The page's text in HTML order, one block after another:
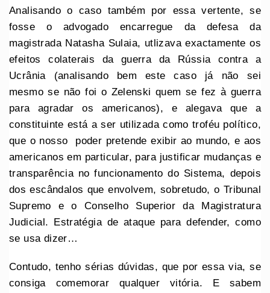
Analisando o caso também por essa vertente, se
fosse o advogado encarregue da defesa da
magistrada Natasha Sulaia, utlizava exactamente os
efeitos colaterais da guerra da Rússia contra a
Ucrânia (analisando bem este caso já não sei
mesmo se não foi o Zelenski quem se fez à guerra
para agradar os americanos), e alegava que a
constituinte está a ser utilizada como troféu político,
que o nosso poder pretende exibir ao mundo, e aos
americanos em particular, para justificar mudanças e
transparência no funcionamento do Sistema, depois
dos escândalos que envolvem, sobretudo, o Tribunal
Supremo e o Conselho Superior da Magistratura
Judicial. Estratégia de ataque para defender, como
se usa dizer…
Contudo, tenho sérias dúvidas, que por essa via, se
consiga comemorar qualquer vitória. E sabem